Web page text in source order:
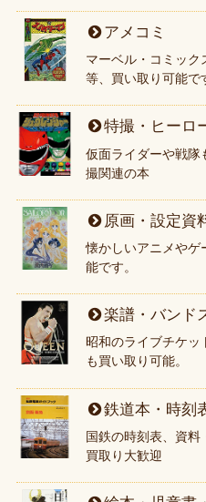
アメコミ
マーベル・コミック
等、買い取り可能で
特撮・ヒーロ
仮面ライダーや戦隊
撮関連の本
原画・設定資
懐かしいアニメやゲ
能です。
楽譜・バンド
昭和のライブチケッ
も買い取り可能。
鉄道本・時刻
国鉄の時刻表、資
買取り大歓迎